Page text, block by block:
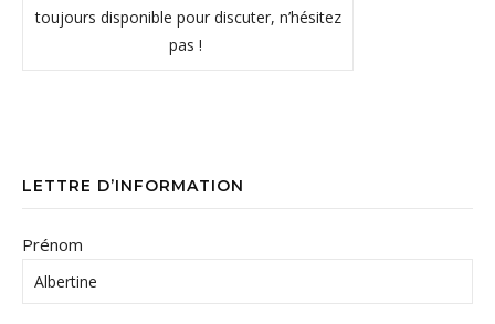
toujours disponible pour discuter, n’hésitez
pas !
LETTRE D’INFORMATION
Prénom